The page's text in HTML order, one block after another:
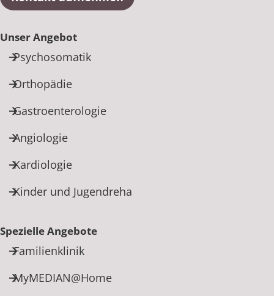
Unser Angebot
Psychosomatik
Orthopädie
Gastroenterologie
Angiologie
Kardiologie
Kinder und Jugendreha
Spezielle Angebote
Familienklinik
MyMEDIAN@Home